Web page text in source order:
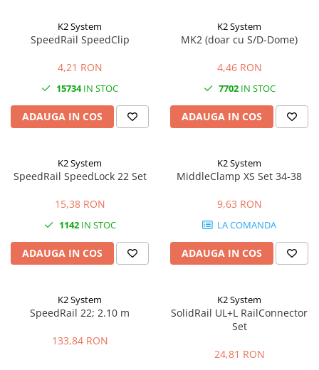
K2 System
SpeedRail SpeedClip
4,21 RON
15734IN STOC
ADAUGA IN COS
K2 System
MK2 (doar cu S/D-Dome)
4,46 RON
7702IN STOC
ADAUGA IN COS
K2 System
SpeedRail SpeedLock 22 Set
15,38 RON
1142IN STOC
ADAUGA IN COS
K2 System
MiddleClamp XS Set 34-38
9,63 RON
LA COMANDA
ADAUGA IN COS
K2 System
SpeedRail 22; 2.10 m
133,84 RON
K2 System
SolidRail UL+L RailConnector
Set
24,81 RON